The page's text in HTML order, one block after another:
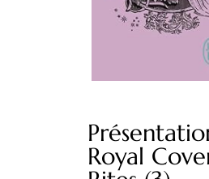
Royal